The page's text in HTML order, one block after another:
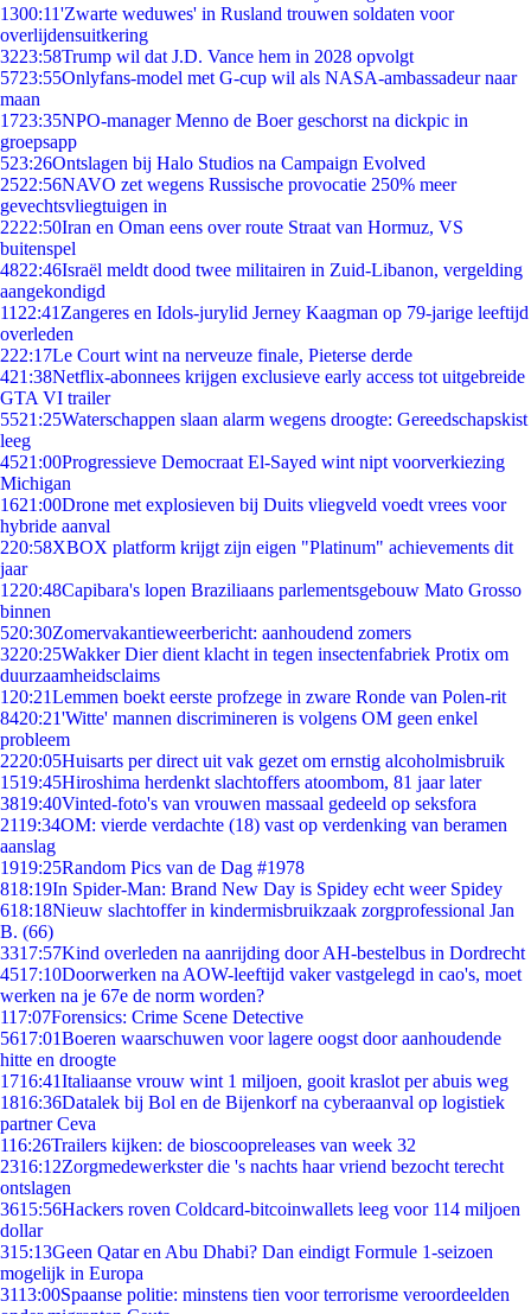
1300:11'Zwarte weduwes' in Rusland trouwen soldaten voor
overlijdensuitkering
3223:58Trump wil dat J.D. Vance hem in 2028 opvolgt
5723:55Onlyfans-model met G-cup wil als NASA-ambassadeur naar
maan
1723:35NPO-manager Menno de Boer geschorst na dickpic in
groepsapp
523:26Ontslagen bij Halo Studios na Campaign Evolved
2522:56NAVO zet wegens Russische provocatie 250% meer
gevechtsvliegtuigen in
2222:50Iran en Oman eens over route Straat van Hormuz, VS
buitenspel
4822:46Israël meldt dood twee militairen in Zuid-Libanon, vergelding
aangekondigd
11 22:41 Zangeres en Idols-jurylid Jerney Kaagman op 79-jarige leeftijd
overleden
222:17Le Court wint na nerveuze finale, Pieterse derde
421:38Netflix-abonnees krijgen exclusieve early access tot uitgebreide
GTA VI trailer
5521:25Waterschappen slaan alarm wegens droogte: Gereedschapskist
leeg
4521:00Progressieve Democraat El-Sayed wint nipt voorverkiezing
Michigan
1621:00Drone met explosieven bij Duits vliegveld voedt vrees voor
hybride aanval
220:58XBOX platform krijgt zijn eigen "Platinum" achievements dit
jaar
1220:48Capibara's lopen Braziliaans parlementsgebouw Mato Grosso
binnen
520:30Zomervakantieweerbericht: aanhoudend zomers
3220:25Wakker Dier dient klacht in tegen insectenfabriek Protix om
duurzaamheidsclaims
1 20:21Lemmen boekt eerste profzege in zware Ronde van Polen-rit
8420:21'Witte' mannen discrimineren is volgens OM geen enkel
probleem
2220:05Huisarts per direct uit vak gezet om ernstig alcoholmisbruik
1519:45Hiroshima herdenkt slachtoffers atoombom, 81 jaar later
3819:40Vinted-foto's van vrouwen massaal gedeeld op seksfora
2119:34OM: vierde verdachte (18) vast op verdenking van beramen
aanslag
1919:25Random Pics van de Dag #1978
818:19In Spider-Man: Brand New Day is Spidey echt weer Spidey
618:18Nieuw slachtoffer in kindermisbruikzaak zorgprofessional Jan
B. (66)
3317:57Kind overleden na aanrijding door AH-bestelbus in Dordrecht
4517:10Doorwerken na AOW-leeftijd vaker vastgelegd in cao's, moet
werken na je 67e de norm worden?
117:07Forensics: Crime Scene Detective
5617:01Boeren waarschuwen voor lagere oogst door aanhoudende
hitte en droogte
1716:41Italiaanse vrouw wint 1 miljoen, gooit kraslot per abuis weg
1816:36Datalek bij Bol en de Bijenkorf na cyberaanval op logistiek
partner Ceva
116:26Trailers kijken: de bioscoopreleases van week 32
2316:12Zorgmedewerkster die 's nachts haar vriend bezocht terecht
ontslagen
3615:56Hackers roven Coldcard-bitcoinwallets leeg voor 114 miljoen
dollar
315:13Geen Qatar en Abu Dhabi? Dan eindigt Formule 1-seizoen
mogelijk in Europa
3113:00Spaanse politie: minstens tien voor terrorisme veroordeelden